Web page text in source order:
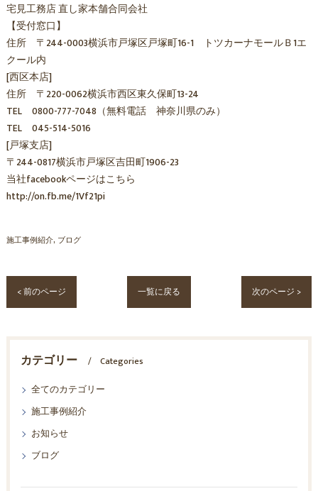
宅見工務店 直し家本舗合同会社
【受付窓口】
住所 〒244-0003横浜市戸塚区戸塚町16-1 トツカーナモールＢ1エ
クール内
[西区本店]
住所 〒220-0062横浜市西区東久保町13-24
TEL 0800-777-7048（無料電話 神奈川県のみ）
TEL 045-514-5016
[戸塚支店]
〒244-0817横浜市戸塚区吉田町1906-23
当社facebookページはこちら
http://on.fb.me/1Vf21pi
施工事例紹介 ブログ
< 前のページ 一覧に戻る 次のページ >
カテゴリー
Categories
全てのカテゴリー
施工事例紹介
お知らせ
ブログ